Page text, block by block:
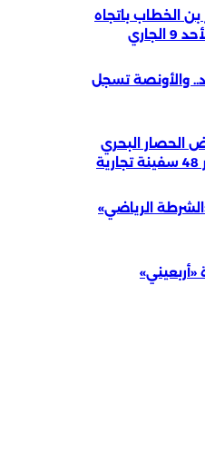
الخطاب باتجاه
والأونصة تسجل
الحصار البحري
الرياضي»